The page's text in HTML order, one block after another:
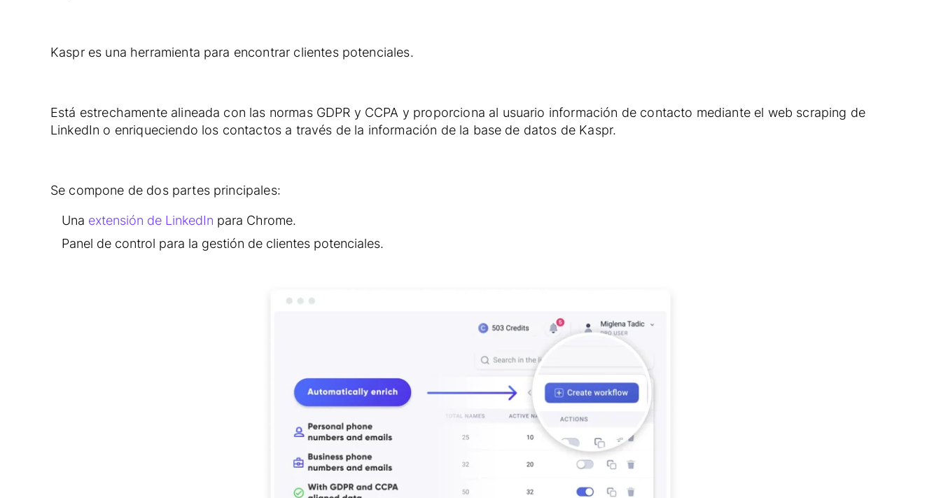
Kaspr es una herramienta para encontrar clientes potenciales.
Está estrechamente alineada con las normas GDPR y CCPA y proporciona al usuario información de contacto mediante el web scraping de
LinkedIn o enriqueciendo los contactos a través de la información de la base de datos de Kaspr.
Se compone de dos partes principales:
Una extensión de LinkedIn para Chrome.
Panel de control para la gestión de clientes potenciales.